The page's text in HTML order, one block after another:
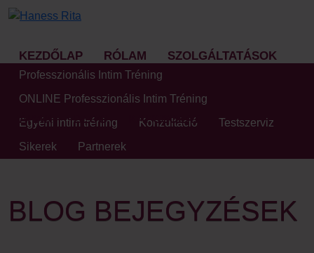
KEZDŐLAP RÓLAM SZOLGÁLTATÁSOK
ÁRAK BLOG KAPCSOLAT
Professzionális Intim Tréning
ONLINE Professzionális Intim Tréning
Egyéni intim tréning
Konzultáció
Testszerviz
Sikerek
Partnerek
BLOG BEJEGYZÉSEK